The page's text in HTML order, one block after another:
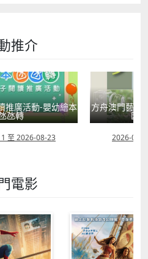
推介
推廣活動-嬰幼繪本
氹轉
至 2026-08-23
方舟澳門藝術
匯
2026-08-
電影